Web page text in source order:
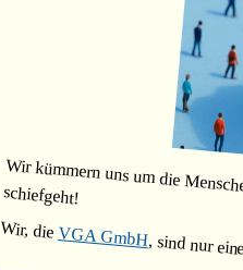
Wir kümmern uns um die
schiefgeht!
Wir, dieVGA GmbH, sind nur